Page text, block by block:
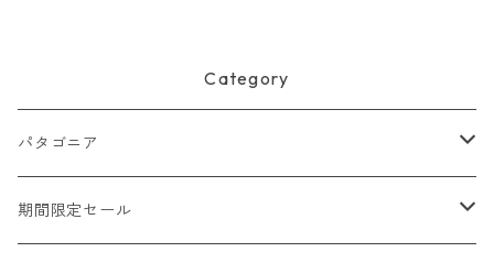
Category
パタゴニア
メンズ
期間限定セール